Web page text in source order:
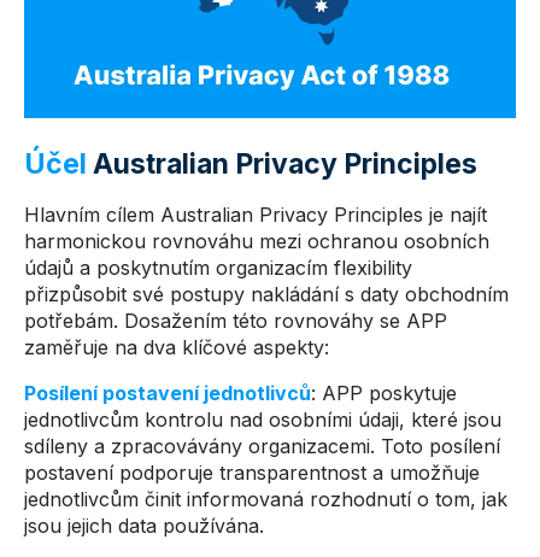
Účel Australian Privacy Principles
Hlavním cílem Australian Privacy Principles je najít
harmonickou rovnováhu mezi ochranou osobních
údajů a poskytnutím organizacím flexibility
přizpůsobit své postupy nakládání s daty obchodním
potřebám. Dosažením této rovnováhy se APP
zaměřuje na dva klíčové aspekty:
Posílení postavení jednotlivců: APP poskytuje
jednotlivcům kontrolu nad osobními údaji, které jsou
sdíleny a zpracovávány organizacemi. Toto posílení
postavení podporuje transparentnost a umožňuje
jednotlivcům činit informovaná rozhodnutí o tom, jak
jsou jejich data používána.